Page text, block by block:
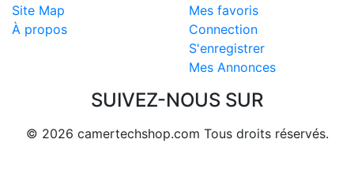
Site Map
À propos
Mes favoris
Connection
S'enregistrer
Mes Annonces
SUIVEZ-NOUS SUR
© 2026 camertechshop.com Tous droits réservés.